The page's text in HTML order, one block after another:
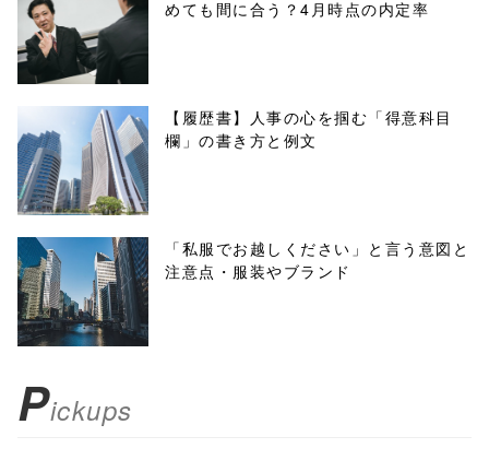
onclick="windo
w.open(this.hre
f, 'Gwindow',
'width=550,
height=450,
menubar=no,
toolbar=no,
scrollbars=yes'
false;"> シェア
めても間に合う？4月時点の内定率
【履歴書】人事の心を掴む「得意科目
欄」の書き方と例文
「私服でお越しください」と言う意図と
注意点・服装やブランド
Pickups